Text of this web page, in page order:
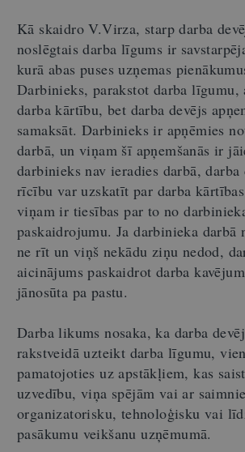
Kā skaidro V.Virza, starp darba
noslēgtais darba līgums ir
kurā abas puses uzņemas
Darbinieks, parakstot darba līgumu,
darba kārtību, bet darba devējs
samaksāt. Darbinieks ir apņēmies
darbā, un viņam šī apņemšanās ir
darbinieks nav ieradies darbā, darba
rīcību var uzskatīt par darba
viņam ir tiesības par to no
paskaidrojumu. Ja darbinieka darbā
ne rīt un viņš nekādu ziņu nedod,
aicinājums paskaidrot darba
jānosūta pa pastu.
Darba likums nosaka, ka darba
rakstveidā uzteikt darba līgumu,
pamatojoties uz apstākļiem, kas
uzvedību, viņa spējām vai ar
organizatorisku, tehnoloģisku vai
pasākumu veikšanu uzņēmumā.